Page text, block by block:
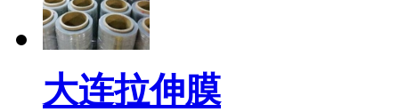
大连拉伸膜